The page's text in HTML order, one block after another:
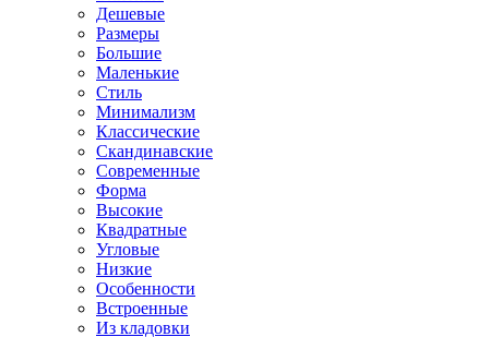
Дешевые
Размеры
Большие
Маленькие
Стиль
Минимализм
Классические
Скандинавские
Современные
Форма
Высокие
Квадратные
Угловые
Низкие
Особенности
Встроенные
Из кладовки